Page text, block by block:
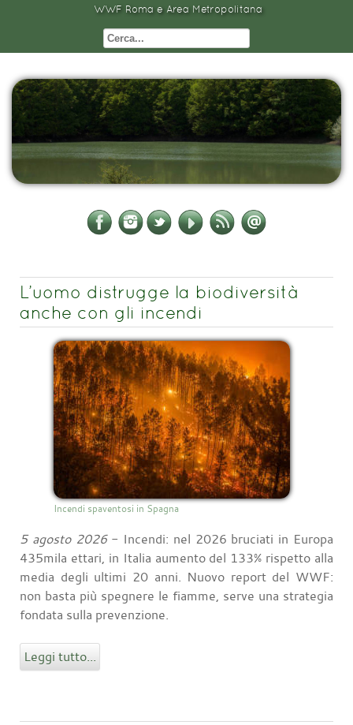
WWF Roma e Area Metropolitana
L’uomo distrugge la biodiversità
anche con gli incendi
Incendi spaventosi in Spagna
5 agosto 2026- Incendi: nel 2026 bruciati in Europa
435mila ettari, in Italia aumento del 133% rispetto alla
media degli ultimi 20 anni. Nuovo report del WWF:
non basta più spegnere le fiamme, serve una strategia
fondata sulla prevenzione.
Leggi tutto...